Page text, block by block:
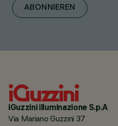
ABONNIEREN
iGuzzini illuminazione S.p.A
Via Mariano Guzzini 37